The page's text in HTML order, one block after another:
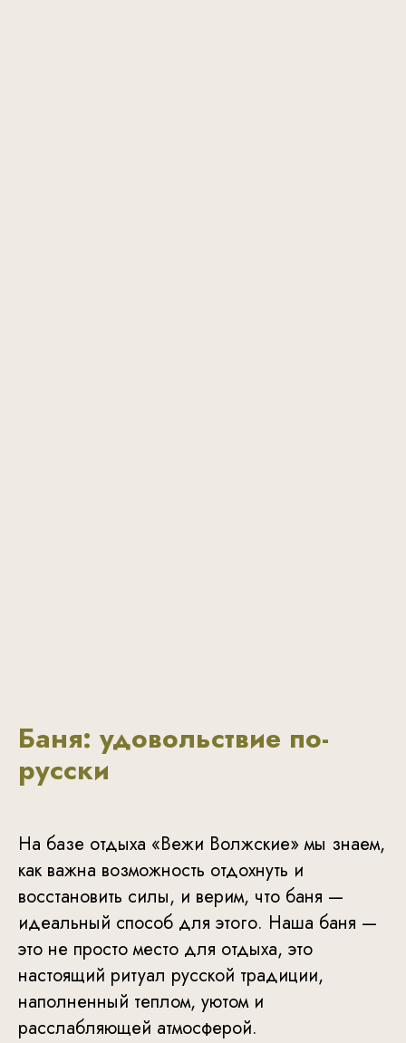
Баня: удовольствие по-
русски
На базе отдыха «Вежи Волжские» мы знаем,
как важна возможность отдохнуть и
восстановить силы, и верим, что баня —
идеальный способ для этого. Наша баня —
это не просто место для отдыха, это
настоящий ритуал русской традиции,
наполненный теплом, уютом и
расслабляющей атмосферой.